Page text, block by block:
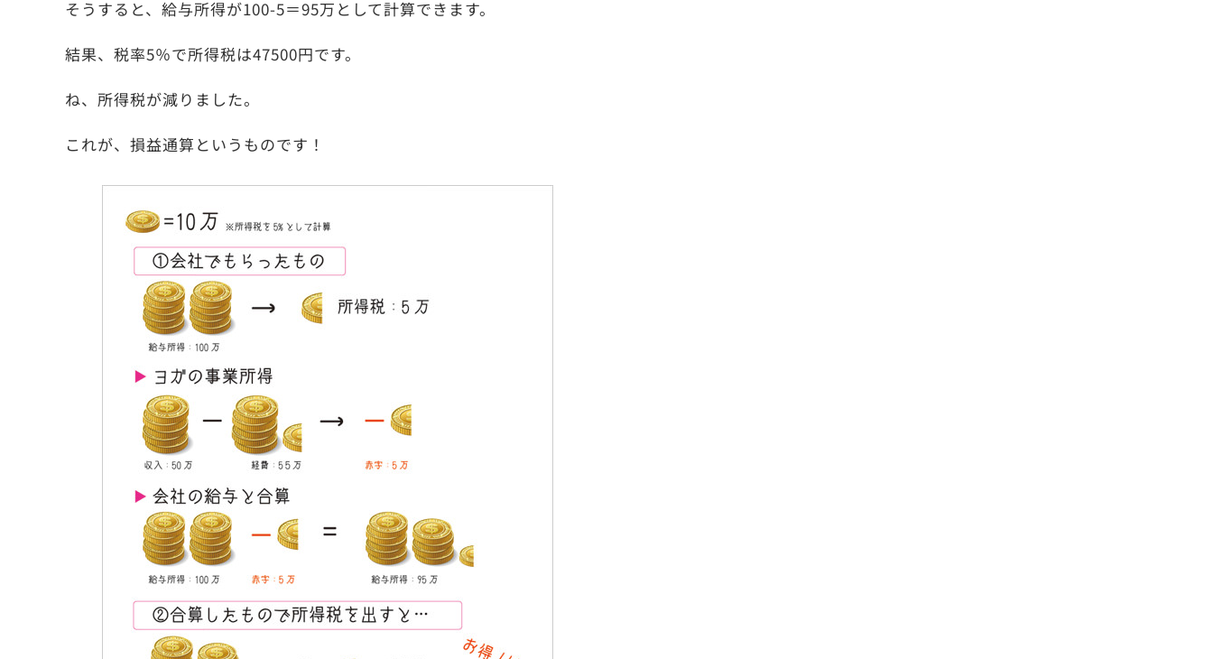
そうすると、給与所得が100-5＝95万として計算できます。
結果、税率5％で所得税は47500円です。
ね、所得税が減りました。
これが、損益通算というものです！